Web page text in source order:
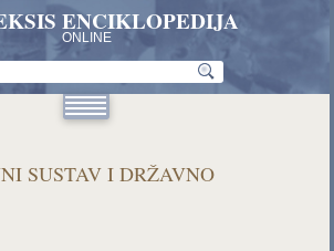
ENCIKLOPEDIJA
ONLINE
SUSTAV I DRŽAVNO